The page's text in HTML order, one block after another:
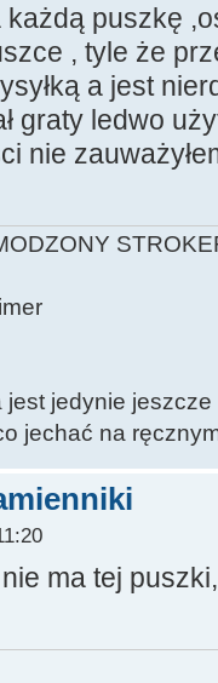
puszkę
, tyle że
a jest
graty ledwo
nie
jedynie jeszcze
jechać na
ma tej